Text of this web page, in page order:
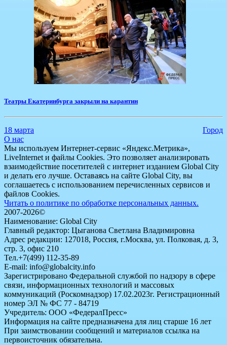
Театры Екатеринбурга закрыли на карантин
18 марта
Город
О нас
Мы используем Интернет-сервис «Яндекс.Метрика»,
LiveInternet и файлы Cookies. Это позволяет анализировать
взаимодействие посетителей с интернет изданием Global City
и делать его лучше. Оставаясь на сайте Global City, вы
соглашаетесь с использованием перечисленных сервисов и
файлов Cookies.
Читать о политике по обработке персональных данных.
2007-2026©
Наименование: Global City
Главный редактор: Цыганова Светлана Владимировна
Адрес редакции: 127018, Россия, г.Москва, ул. Полковая, д. 3,
стр. 3, офис 210
Тел.+7(499) 112-35-89
E-mail: info@globalcity.info
Зарегистрировано Федеральной службой по надзору в сфере
связи, информационных технологий и массовых
коммуникаций (Роскомнадзор) 17.02.2023г. Регистрационный
номер ЭЛ № ФС 77 - 84719
Учредитель: ООО «ФедералПресс»
Информация на сайте предназначена для лиц старше 16 лет
При заимствовании сообщений и материалов ссылка на
первоисточник обязательна.